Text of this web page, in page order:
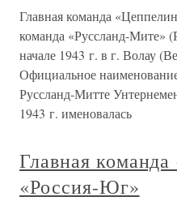
Главная команда
команда «Руссланд-Мите»
начале 1943 г. в г. Волау
Официальное
Руссланд-Митте
1943 г. именовалась
Главная
«Россия-Юг»